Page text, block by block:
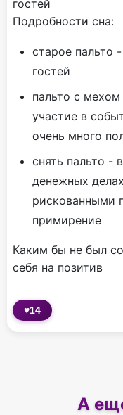
гостей
Подробности сна:
старое пальто
гостей
пальто с
участие в
очень много
снять пальто
денежных
рискованными
примирение
Каким бы не был
себя на позитив
♥14
А